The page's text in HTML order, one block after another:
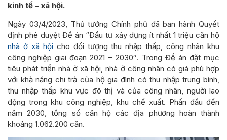
kinh tế – xã hội.
Ngày 03/4/2023, Thủ tướng Chính phủ đã ban hành Quyết
định phê duyệt Đề án “Đầu tư xây dựng ít nhất 1 triệu căn hộ
nhà ở xã hội cho đối tượng thu nhập thấp, công nhân khu
công nghiệp giai đoạn 2021 – 2030″. Trong Đề án đặt mục
tiêu phát triển nhà ở xã hội, nhà ở công nhân có giá phù hợp
với khả năng chi trả của hộ gia đình có thu nhập trung bình,
thu nhập thấp khu vực đô thị và của công nhân, người lao
động trong khu công nghiệp, khu chế xuất. Phấn đấu đến
năm 2030, tổng số căn hộ các địa phương hoàn thành
khoảng 1.062.200 căn.